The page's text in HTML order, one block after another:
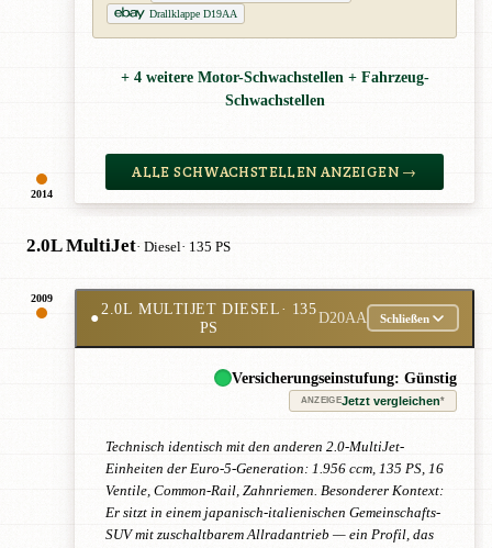
2014
Drallklappe D19AA
+ 4 weitere Motor-Schwachstellen + Fahrzeug-
Schwachstellen
ALLE SCHWACHSTELLEN ANZEIGEN →
2.0L MultiJet· Diesel· 135 PS
2009
●
2.0L MULTIJET DIESEL· 135
PS
D20AA Schließen
Versicherungseinstufung: Günstig
ANZEIGEJetzt vergleichen*
Technisch identisch mit den anderen 2.0-MultiJet-
Einheiten der Euro-5-Generation: 1.956 ccm, 135 PS, 16
Ventile, Common-Rail, Zahnriemen. Besonderer Kontext:
Er sitzt in einem japanisch-italienischen Gemeinschafts-
SUV mit zuschaltbarem Allradantrieb — ein Profil, das